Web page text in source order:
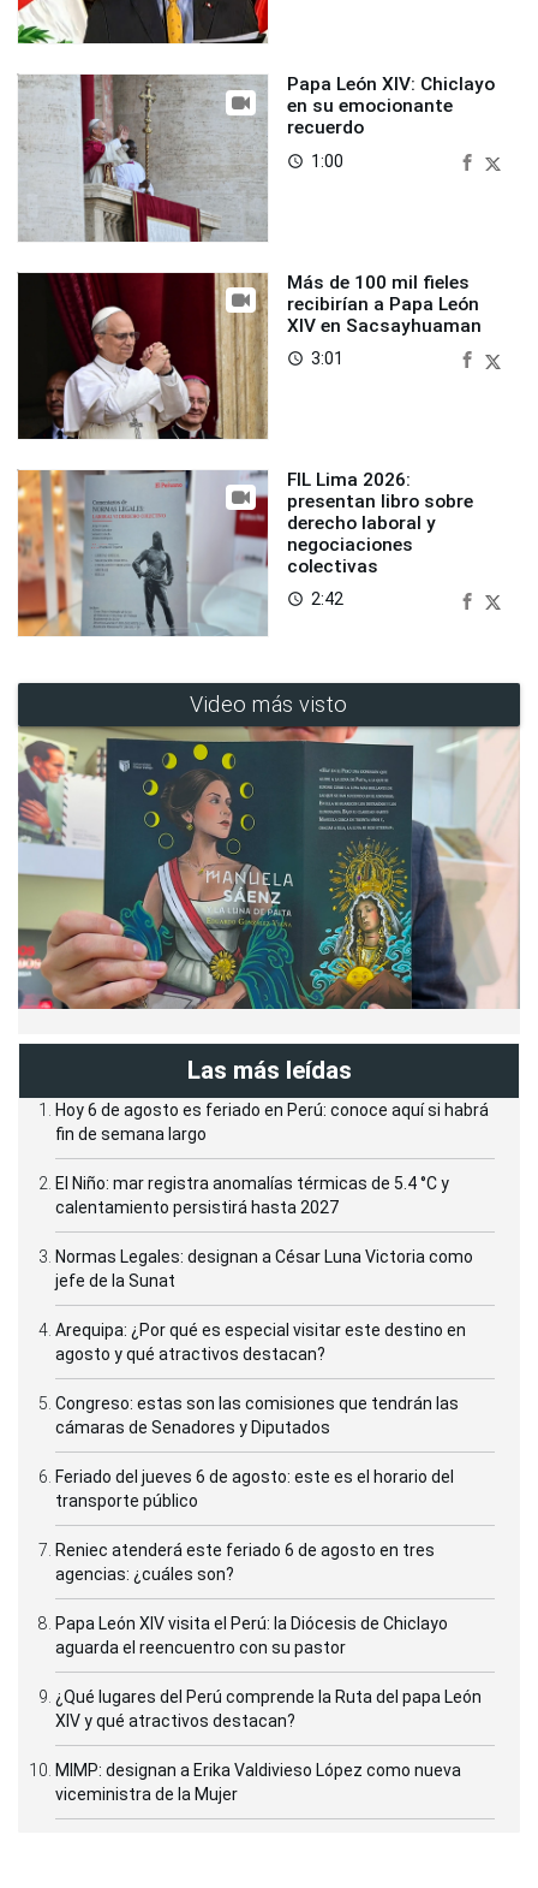
Papa León XIV: Chiclayo
en su emocionante
recuerdo
access_time 1:00
Más de 100 mil fieles
recibirían a Papa León
XIV en Sacsayhuaman
access_time 3:01
FIL Lima 2026:
presentan libro sobre
derecho laboral y
negociaciones
colectivas
access_time 2:42
Video más visto
Las más leídas
Hoy 6 de agosto es feriado en Perú: conoce aquí si habrá
fin de semana largo
El Niño: mar registra anomalías térmicas de 5.4 °C y
calentamiento persistirá hasta 2027
Normas Legales: designan a César Luna Victoria como
jefe de la Sunat
Arequipa: ¿Por qué es especial visitar este destino en
agosto y qué atractivos destacan?
Congreso: estas son las comisiones que tendrán las
cámaras de Senadores y Diputados
Feriado del jueves 6 de agosto: este es el horario del
transporte público
Reniec atenderá este feriado 6 de agosto en tres
agencias: ¿cuáles son?
Papa León XIV visita el Perú: la Diócesis de Chiclayo
aguarda el reencuentro con su pastor
¿Qué lugares del Perú comprende la Ruta del papa León
XIV y qué atractivos destacan?
MIMP: designan a Erika Valdivieso López como nueva
viceministra de la Mujer